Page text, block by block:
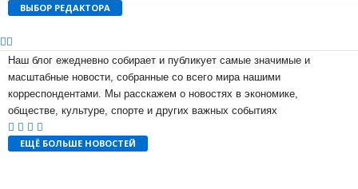
ВЫБОР РЕДАКТОРА
Наш блог ежедневно собирает и публикует самые значимые и
масштабные новости, собранные со всего мира нашими
корреспондентами. Мы расскажем о новостях в экономике,
обществе, культуре, спорте и других важных событиях
ЕЩЁ БОЛЬШЕ НОВОСТЕЙ